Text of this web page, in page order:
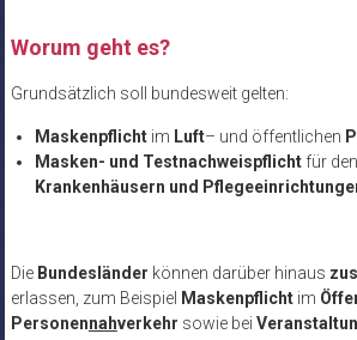
Worum geht es?
Grundsätzlich soll bundesweit gelten:
Maskenpflichtim Luft– und öffentlichen
Masken- und Testnachweispflichtfür
Krankenhäusern und
Die Bundesländer können darüber hinaus
erlassen, zum Beispiel Maskenpflichtim
Personennahverkehr sowie bei